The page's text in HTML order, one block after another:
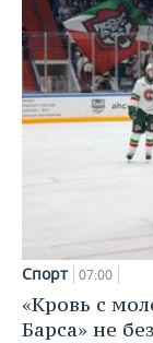
Спорт 07:00
«Кровь с
Барса» не